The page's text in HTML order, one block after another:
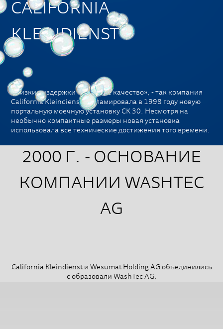
CALIFORNIA
KLEINDIENST
«Низкие издержки – высокое качество», - так компания
California Kleindienst рекламировала в 1998 году новую
портальную моечную установку CK 30. Несмотря на
необычно компактные размеры новая установка
использовала все технические достижения того времени.
2000 Г. - ОСНОВАНИЕ
КОМПАНИИ WASHTEC
AG
California Kleindienst и Wesumat Holding AG объединились
с образовали WashTec AG.